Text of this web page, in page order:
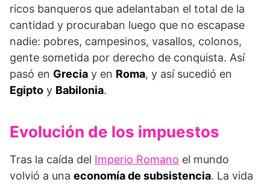
ricos banqueros que adelantaban el total de la
cantidad y procuraban luego que no escapase
nadie: pobres, campesinos, vasallos, colonos,
gente sometida por derecho de conquista. Así
pasó en Grecia y en Roma, y así sucedió en
Egipto y Babilonia.
Evolución de los impuestos
Tras la caída del Imperio Romano el mundo
volvió a una economía de subsistencia. La vida